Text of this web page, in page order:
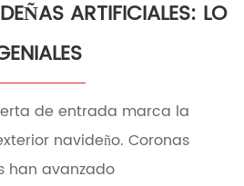
ARTIFICIALES: LO
de entrada marca la
navideño. Coronas
han avanzado